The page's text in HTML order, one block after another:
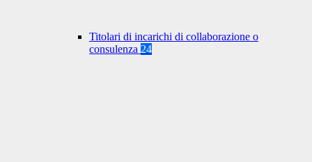
Titolari di incarichi di collaborazione o
consulenza 24